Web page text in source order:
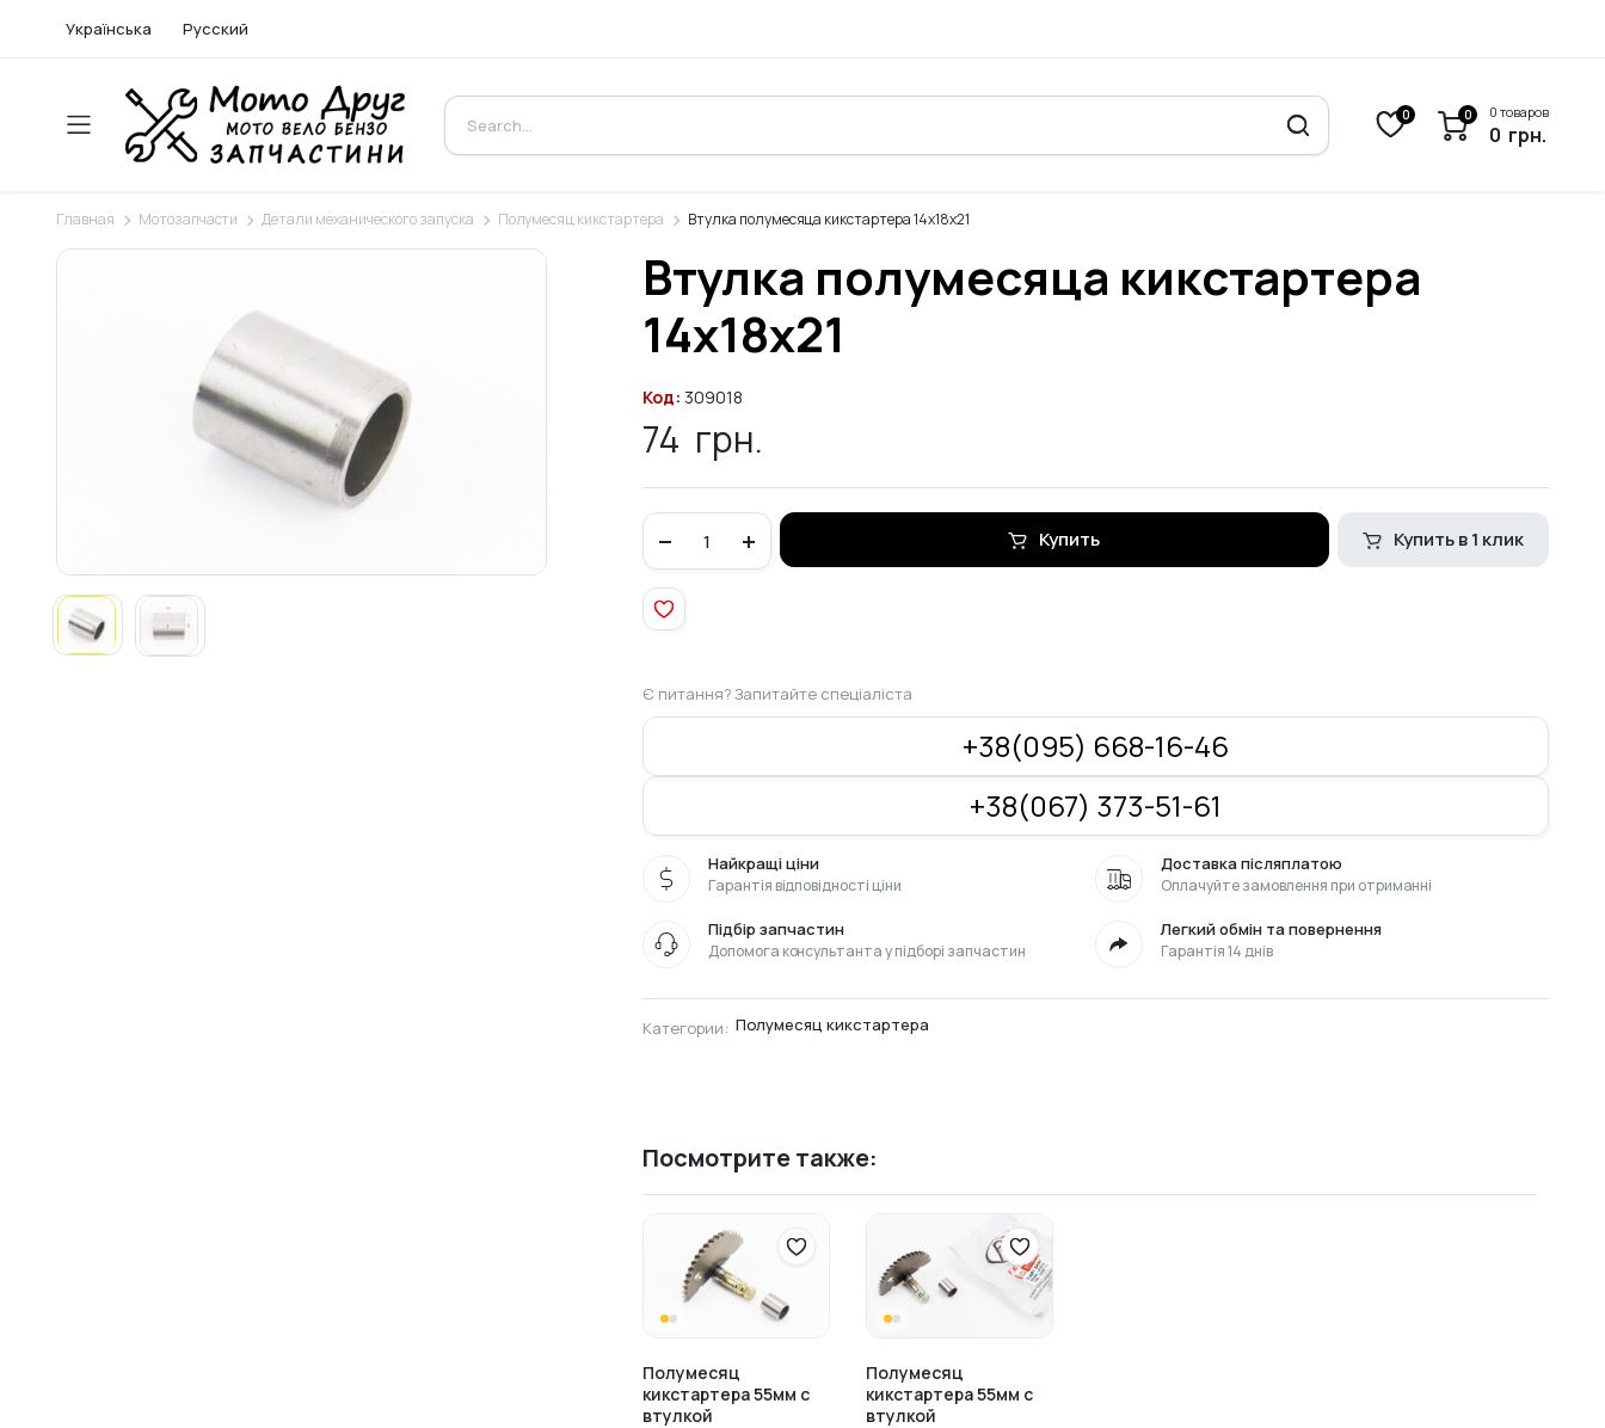
Українська Русский
0 0 0 товаров
0 грн.
Главная Мотозапчасти Детали механического запуска Полумесяц кикстартера Втулка полумесяца кикстартера 14x18x21
Втулка полумесяца кикстартера
14x18x21
Код: 309018
74 грн.
полумесяца
кикстартера
14x18x21
Купить Купить в 1 клик
Є питання? Запитайте спеціаліста
+38(095) 668-16-46
+38(067) 373-51-61
Найкращі ціни
Гарантія відповідності ціни
Доставка післяплатою
Оплачуйте замовлення при отриманні
Підбір запчастин
Допомога консультанта у підборі запчастин
Легкий обмін та повернення
Гарантія 14 днів
Категории: Полумесяц кикстартера
Посмотрите также:
Полумесяц
кикстартера 55мм с
втулкой
Полумесяц
кикстартера 55мм с
втулкой